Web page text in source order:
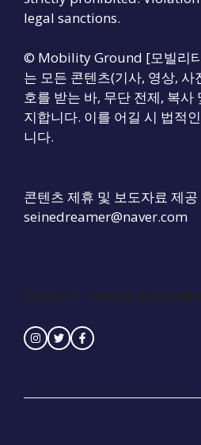
legal sanctions.
© Mobility Ground [모빌리
는 모든 콘텐츠(기사, 영상,
호를 받는 바, 무단 전제, 복사
지합니다. 이를 어길 시 법적
니다.
콘텐츠 제휴 및 보도자료 제공
seinedreamer@naver.com
Contact :